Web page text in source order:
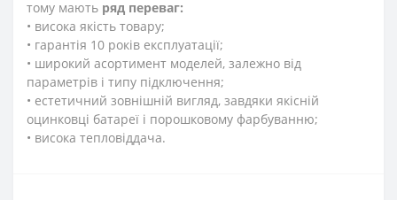
тому мають ряд переваг:
• висока якість товару;
• гарантія 10 років експлуатації;
• широкий асортимент моделей, залежно від
параметрів і типу підключення;
• естетичний зовнішній вигляд, завдяки якісній
оцинковці батареї і порошковому фарбуванню;
• висока тепловіддача.